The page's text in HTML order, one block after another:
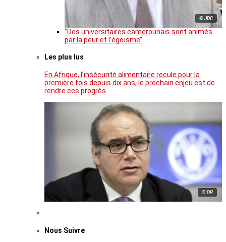
© JDC
‘’Des universitaires camerounais sont animés
par la peur et l’égoïsme’’
Les plus lus
En Afrique, l’insécurité alimentaire recule pour la
première fois depuis dix ans, le prochain enjeu est de
rendre ces progrès…
© DR
Nous Suivre